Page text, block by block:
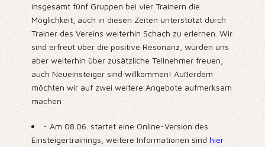
insgesamt fünf Gruppen bei vier Trainern die
Möglichkeit, auch in diesen Zeiten unterstützt durch
Trainer des Vereins weiterhin Schach zu erlernen. Wir
sind erfreut über die positive Resonanz, würden uns
aber weiterhin über zusätzliche Teilnehmer freuen,
auch Neueinsteiger sind willkommen! Außerdem
möchten wir auf zwei weitere Angebote aufmerksam
machen:
- Am 08.06. startet eine Online-Version des
Einsteigertrainings, weitere Informationen sind hier